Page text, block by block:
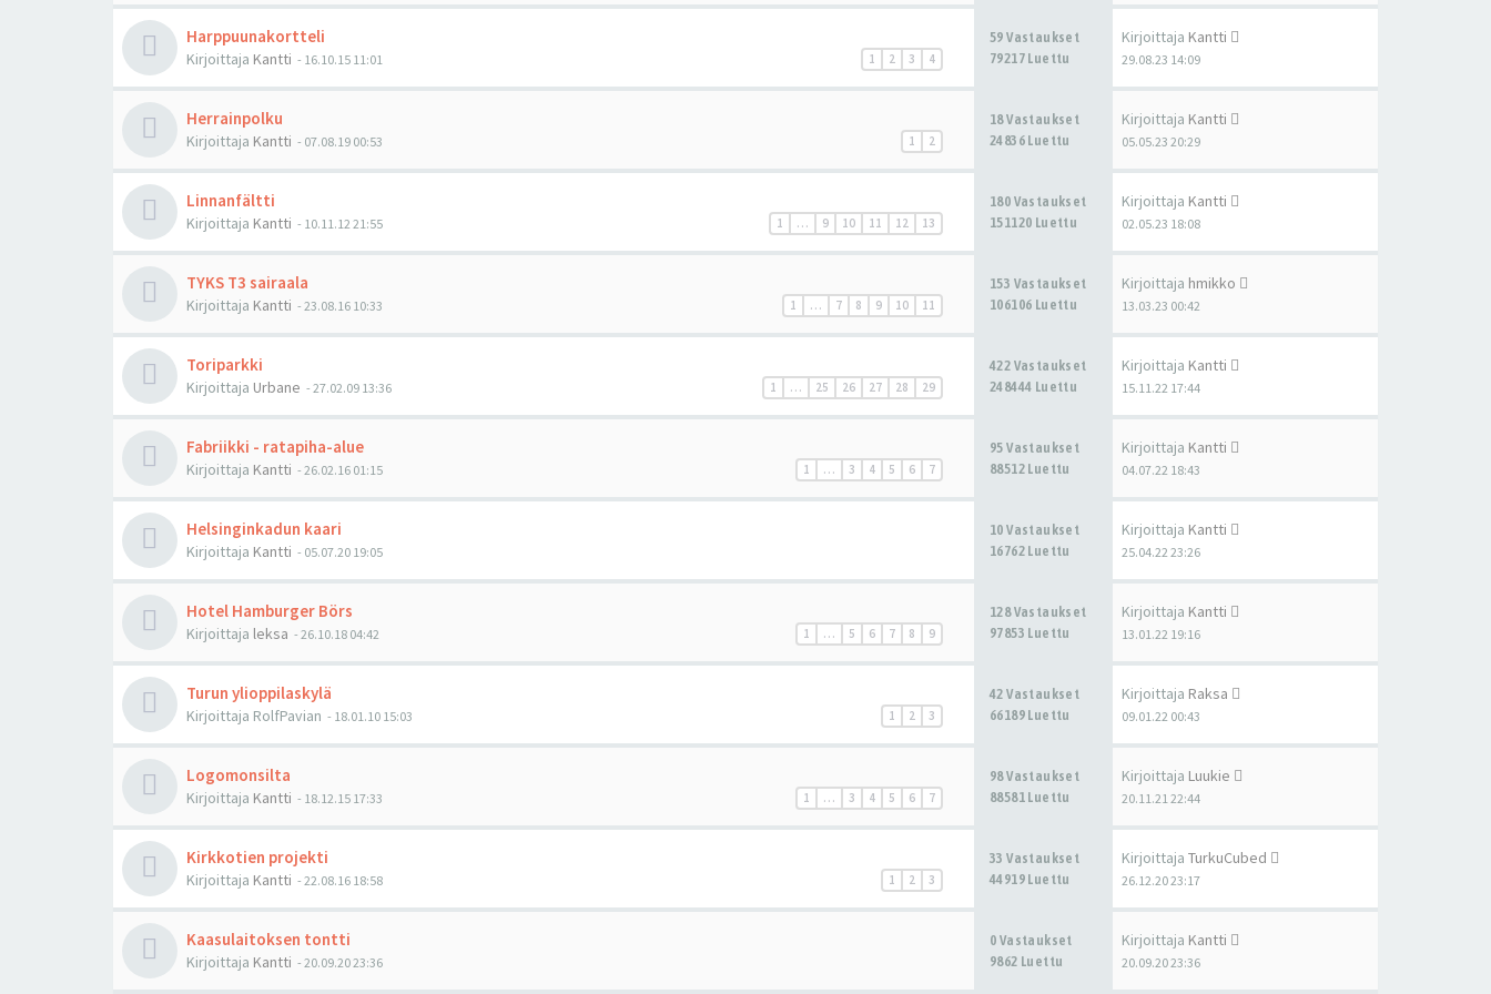
Harppuunakortteli
1 2 3 4
Kirjoittaja Kantti - 16.10.15 11:01
59 Vastaukset
79217 Luettu
Kirjoittaja Kantti
29.08.23 14:09
Herrainpolku
1 2
Kirjoittaja Kantti - 07.08.19 00:53
18 Vastaukset
24836 Luettu
Kirjoittaja Kantti
05.05.23 20:29
Linnanfältti
1 … 9 10 11 12 13
Kirjoittaja Kantti - 10.11.12 21:55
180 Vastaukset
151120 Luettu
Kirjoittaja Kantti
02.05.23 18:08
TYKS T3 sairaala
1 … 7 8 9 10 11
Kirjoittaja Kantti - 23.08.16 10:33
153 Vastaukset
106106 Luettu
Kirjoittaja hmikko
13.03.23 00:42
Toriparkki
1 … 25 26 27 28 29
Kirjoittaja Urbane - 27.02.09 13:36
422 Vastaukset
248444 Luettu
Kirjoittaja Kantti
15.11.22 17:44
Fabriikki - ratapiha-alue
1 … 3 4 5 6 7
Kirjoittaja Kantti - 26.02.16 01:15
95 Vastaukset
88512 Luettu
Kirjoittaja Kantti
04.07.22 18:43
Helsinginkadun kaari
Kirjoittaja Kantti - 05.07.20 19:05
10 Vastaukset
16762 Luettu
Kirjoittaja Kantti
25.04.22 23:26
Hotel Hamburger Börs
1 … 5 6 7 8 9
Kirjoittaja leksa - 26.10.18 04:42
128 Vastaukset
97853 Luettu
Kirjoittaja Kantti
13.01.22 19:16
Turun ylioppilaskylä
1 2 3
Kirjoittaja RolfPavian - 18.01.10 15:03
42 Vastaukset
66189 Luettu
Kirjoittaja Raksa
09.01.22 00:43
Logomonsilta
1 … 3 4 5 6 7
Kirjoittaja Kantti - 18.12.15 17:33
98 Vastaukset
88581 Luettu
Kirjoittaja Luukie
20.11.21 22:44
Kirkkotien projekti
1 2 3
Kirjoittaja Kantti - 22.08.16 18:58
33 Vastaukset
44919 Luettu
Kirjoittaja TurkuCubed
26.12.20 23:17
Kaasulaitoksen tontti
Kirjoittaja Kantti - 20.09.20 23:36
0 Vastaukset
9862 Luettu
Kirjoittaja Kantti
20.09.20 23:36